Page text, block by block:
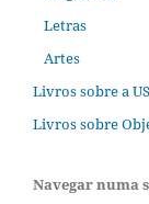
Letras
Artes
Livros sobre a
Livros sobre
Navegar numa